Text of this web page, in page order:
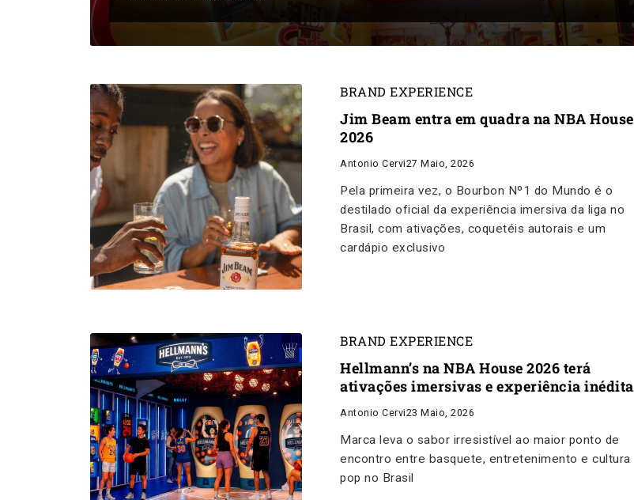
BRAND EXPERIENCE
Jim Beam entra em quadra na NBA House
2026
Antonio Cervi27 Maio, 2026
Pela primeira vez, o Bourbon Nº1 do Mundo é o
destilado oficial da experiência imersiva da liga no
Brasil, com ativações, coquetéis autorais e um
cardápio exclusivo
BRAND EXPERIENCE
Hellmann’s na NBA House 2026 terá
ativações imersivas e experiência inédita
Antonio Cervi23 Maio, 2026
Marca leva o sabor irresistível ao maior ponto de
encontro entre basquete, entretenimento e cultura
pop no Brasil